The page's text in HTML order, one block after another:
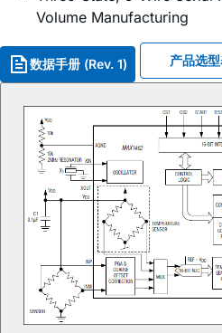
Volume Manufacturing
数据手册 (Rev. 1) 产品选